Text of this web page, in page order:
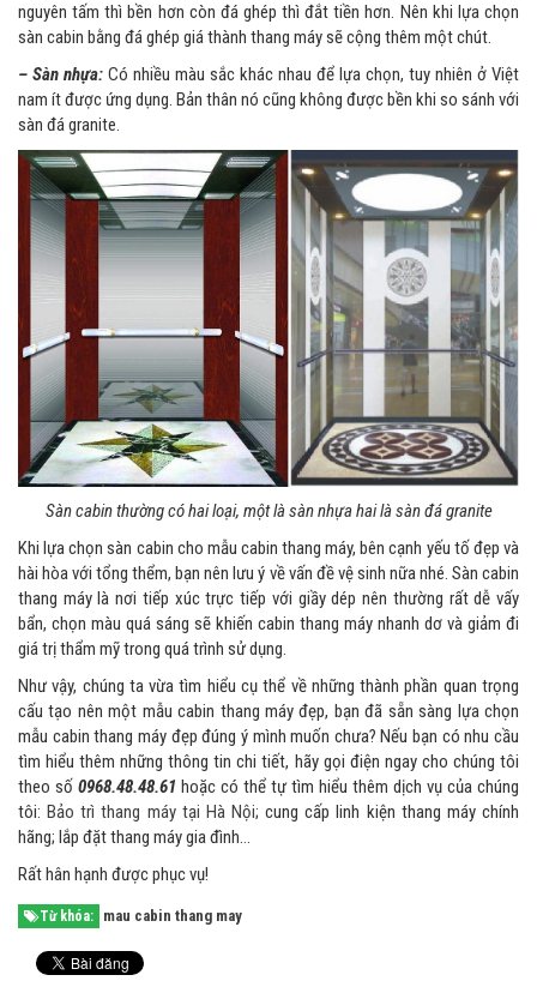
nguyên tấm thì bền hơn còn đá ghép thì đắt tiền hơn. Nên khi lựa chọn
sàn cabin bằng đá ghép giá thành thang máy sẽ cộng thêm một chút.
– Sàn nhựa: Có nhiều màu sắc khác nhau để lựa chọn, tuy nhiên ở Việt
nam ít được ứng dụng. Bản thân nó cũng không được bền khi so sánh với
sàn đá granite.
Sàn cabin thường có hai loại, một là sàn nhựa hai là sàn đá granite
Khi lựa chọn sàn cabin cho mẫu cabin thang máy, bên cạnh yếu tố đẹp và
hài hòa với tổng thểm, bạn nên lưu ý về vấn đề vệ sinh nữa nhé. Sàn cabin
thang máy là nơi tiếp xúc trực tiếp với giầy dép nên thường rất dễ vấy
bẩn, chọn màu quá sáng sẽ khiến cabin thang máy nhanh dơ và giảm đi
giá trị thẩm mỹ trong quá trình sử dụng.
Như vậy, chúng ta vừa tìm hiểu cụ thể về những thành phần quan trọng
cấu tạo nên một mẫu cabin thang máy đẹp, bạn đã sẵn sàng lựa chọn
mẫu cabin thang máy đẹp đúng ý mình muốn chưa? Nếu bạn có nhu cầu
tìm hiểu thêm những thông tin chi tiết, hãy gọi điện ngay cho chúng tôi
theo số 0968.48.48.61 hoặc có thể tự tìm hiểu thêm dịch vụ của chúng
tôi:Bảo trì thang máy tại Hà Nội; cung cấp linh kiện thang máy chính
hãng; lắp đặt thang máy gia đình…
Rất hân hạnh được phục vụ!
Từ khóa: mau cabin thang may